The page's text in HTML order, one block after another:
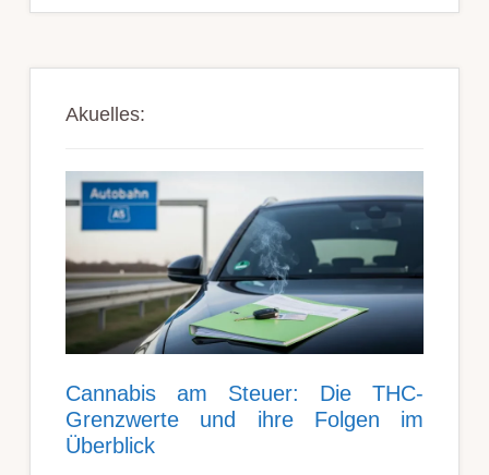
Akuelles:
Can­nabis am Steu­er: Die THC-
Grenz­werte und ihre Folgen im
Über­blick